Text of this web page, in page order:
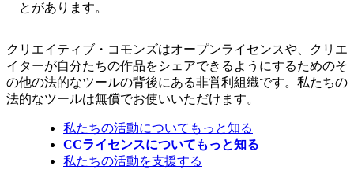
とがあります。
クリエイティブ・コモンズはオープンライセンスや、クリエ
イターが自分たちの作品をシェアできるようにするためのそ
の他の法的なツールの背後にある非営利組織です。私たちの
法的なツールは無償でお使いいただけます。
私たちの活動についてもっと知る
CCライセンスについてもっと知る
私たちの活動を支援する